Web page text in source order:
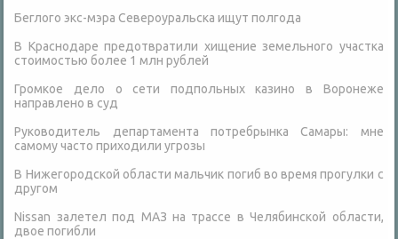
Беглого экс-мэра Североуральска ищут полгода
В Краснодаре предотвратили хищение земельного участка
стоимостью более 1 млн рублей
Громкое дело о сети подпольных казино в Воронеже
направлено в суд
Руководитель департамента потребрынка Самары: мне
самому часто приходили угрозы
В Нижегородской области мальчик погиб во время прогулки с
другом
Nissan залетел под МАЗ на трассе в Челябинской области,
двое погибли